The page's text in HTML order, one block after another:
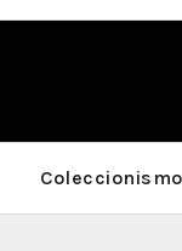
Coleccionismo